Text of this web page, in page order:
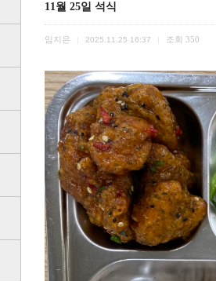
11월 25일 석식
임지은 2025.11.25 16:37 조회 350